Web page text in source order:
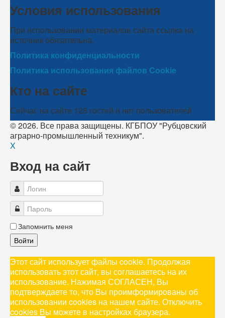
Условия использования
При использовании материалов сайта ссылка на
источник обязательна.
Политика конфиденциальности
Политика использования файлов Cookie
Кто на сайте
Сейчас на сайте 128 гостей и нет пользователей
© 2026. Все права защищены. КГБПОУ "Рубцовский
аграрно-промышленный техникум".
X
Вход на сайт
Запомнить меня
Войти
Этот сайт использует файлы cookie. Продолжая
использовать этот сайт, вы соглашаетесь на их
использование. Нажимая СОГЛАСЕН, Вы
подтверждаете то, что Вы проимформированы об
использовании cookies на нашем сайте. Отключить
cookies Вы можете в настройках браузера.